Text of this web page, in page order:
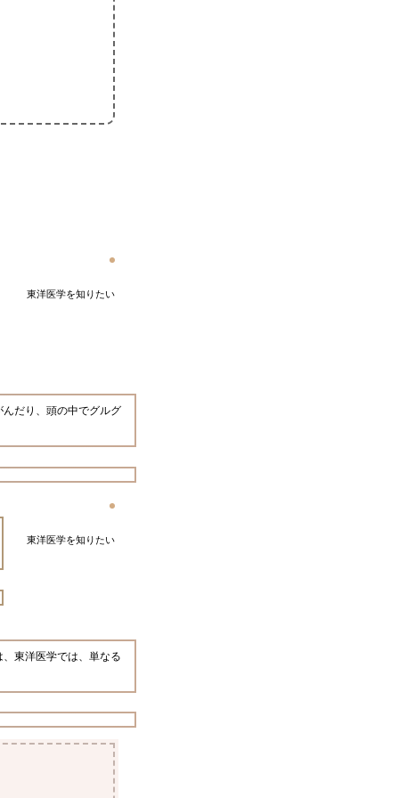
東洋医学を知りたい
だり、頭の中でグルグ
東洋医学を知りたい
東洋医学では、単なる